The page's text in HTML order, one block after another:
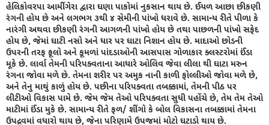
હેલિકોવરપા આર્મીગેરા દ્વારા ઘણા પાકોમાં નુકસાન થાય છે. ઈયળ આછા છીકણી
રંગની હોય છે અને લગભગ ૩થી ૪ સેમીની પાંખો ધરાવે છે. સામાન્ય રીતે પીળા કે
નારંગી અથવા છીકણી રંગની આગળની પાંખો હોય છે તથા પાછળની પાંખો સફેદ
હોય છે, જેમાં ઘાટી નસો અને ધાર પર ઘાટા નિશાન હોય છે. માદાઓ છોડની
ઉપરની તરફ ફૂલો અને કૂમળાં પાંદડાઓની આસપાસ ગોળાકાર ક્લસ્ટરોમાં ઈંડા
મૂકે છે. લાર્વા તેમની પરિપક્વતાના આધારે ઓલિવ જેવા લીલા થી ઘાટા મરુન
રંગના જોવા મળે છે. તેમના શરીર પર અમુક નાની કાળી ફોલ્લીઓ જોવા મળે છે,
અને તેનુ માથું કાળું હોય છે. પછીના પરિપક્વતા તબક્કામાં, તેમની પીઠ પર
લીટીઓ વિકાસ પામે છે. જેમ જેમ તેઓ પરિપક્વતા સુધી પહોંચે છે, તેમ તેમ તેઓ
માટીમાં ઈંડા મુકે છે. સામાન્ય રીતે ફળ/ શીંગો કે બોલ વિકાસના તબક્કામાં તેમના
ઉપદ્રવમાં વધારો થાય છે, જેના પરિણામે ઉપજમાં મોટો ઘટાડો થાય છે.